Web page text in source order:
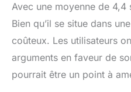
Avec une moyenne de
Bien qu’il se situe dans
coûteux. Les utilisateurs
arguments en faveur de
pourrait être un point à